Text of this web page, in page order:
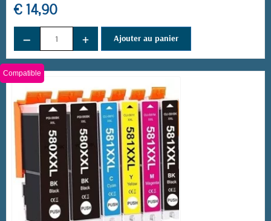
€ 14,90
− + Ajouter au panier
Compatible